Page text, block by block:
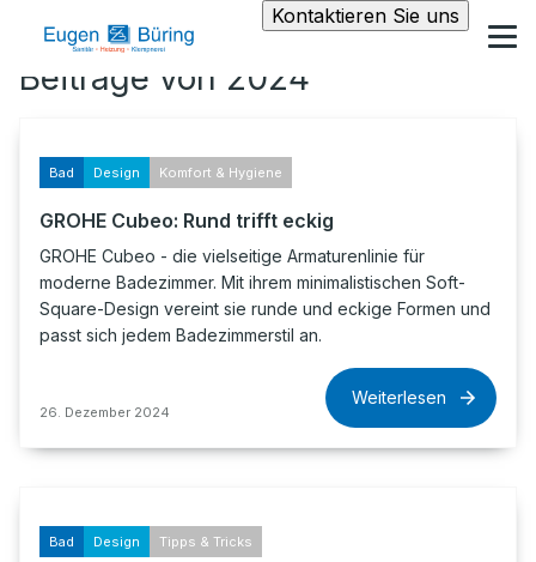
Kontaktieren Sie uns
Beiträge von 2024
Bad Design Komfort & Hygiene
GROHE Cubeo: Rund trifft eckig
GROHE Cubeo - die vielseitige Armaturenlinie für
moderne Badezimmer. Mit ihrem minimalistischen Soft-
Square-Design vereint sie runde und eckige Formen und
passt sich jedem Badezimmerstil an.
26. Dezember 2024
Weiterlesen
Bad Design Tipps & Tricks